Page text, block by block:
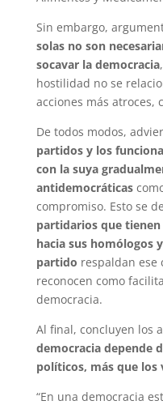
Sin embargo,
solas no son
socavar la democracia
hostilidad no se
acciones más atroces,
De todos modos,
partidos y los
con la suya
antidemocráticas
compromiso. Esto se
partidarios que
hacia sus homólogos
partido respaldan ese
reconocen como
democracia.
Al final, concluyen los
democracia depende
políticos, más que los
“En una democracia